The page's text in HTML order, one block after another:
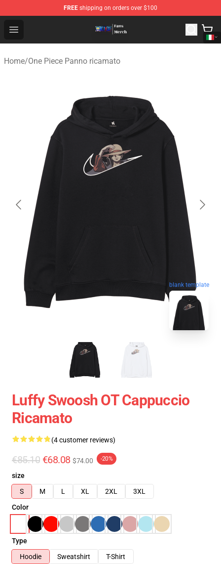
FREE shipping on orders over $100
Open menu
One Piece Store - Official One Piece Merchandise Shop
Home/One Piece Panno ricamato
blank template
Luffy Swoosh OT Cappuccio
Ricamato
(4 customer reviews)
€85.10 €68.08 $74.00 -20%
size
S
M L XL 2XL
3XL
Color
Type
Hoodie
Sweatshirt T-Shirt